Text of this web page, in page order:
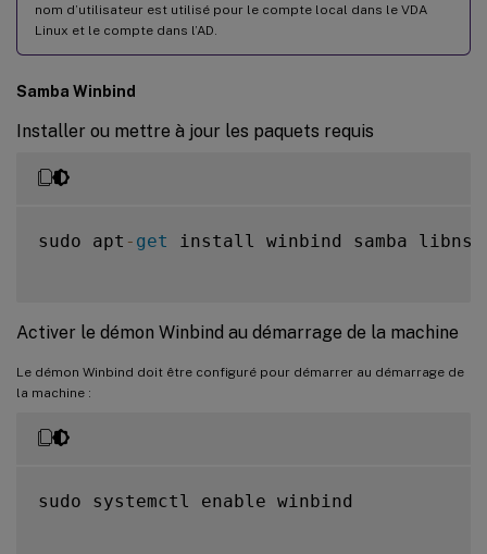
nom d’utilisateur est utilisé pour le compte local dans le VDA
Linux et le compte dans l’AD.
Samba Winbind
Installer ou mettre à jour les paquets requis
sudo apt - get install winbind samba libnss
Activer le démon Winbind au démarrage de la machine
Le démon Winbind doit être configuré pour démarrer au démarrage de
la machine :
sudo systemctl enable winbind